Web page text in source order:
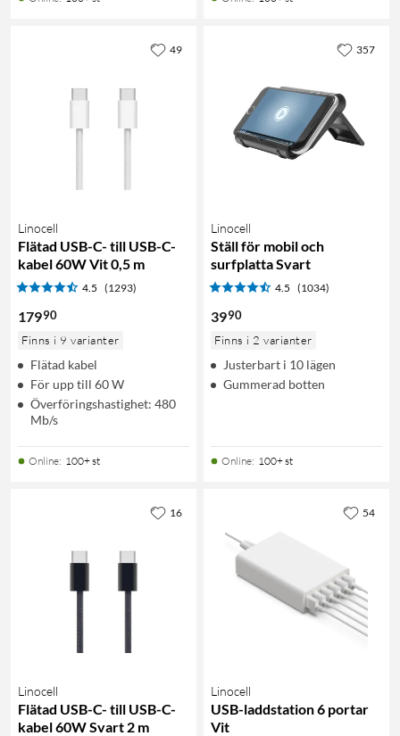
Linocell
Flätad USB-C- till USB-C-
kabel 60W Vit 0,5 m
4.5 (1293)
17990
Finns i 9 varianter
Flätad kabel
För upp till 60 W
Överföringshastighet: 480
Mb/s
Online: 100+ st
49
Linocell
Ställ för mobil och
surfplatta Svart
4.5 (1034)
3990
Finns i 2 varianter
Justerbart i 10 lägen
Gummerad botten
Online: 100+ st
357
Linocell
Flätad USB-C- till USB-C-
kabel 60W Svart 2 m
16
Linocell
USB-laddstation 6 portar
Vit
54